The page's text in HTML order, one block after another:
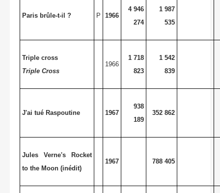
Paris brûle-t-il ? P 1966
4 946
274
1 987
535
Triple cross
Triple Cross
1966
1 718
823
1 542
839
J'ai tué Raspoutine 1967
938
189
352 862
Jules Verne's Rocket
to the Moon (inédit)
1967 788 405